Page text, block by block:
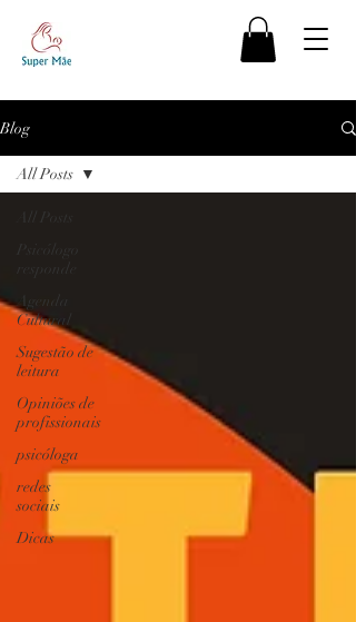
Blog
All Posts
Psicólogo
responde
Agenda
Cultural
Sugestão de
leitura
Opiniões de
profissionais
psicóloga
redes
sociais
Dicas
All Posts